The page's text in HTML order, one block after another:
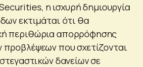
η ισχυρή δημιουργία
εκτιμάται ότι θα
περιθώρια απορρόφησης
που σχετίζονται
δανείων σε